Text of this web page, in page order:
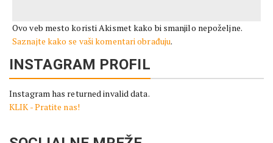
Ovo veb mesto koristi Akismet kako bi smanjilo nepoželjne.
Saznajte kako se vaši komentari obrađuju.
INSTAGRAM PROFIL
Instagram has returned invalid data.
KLIK - Pratite nas!